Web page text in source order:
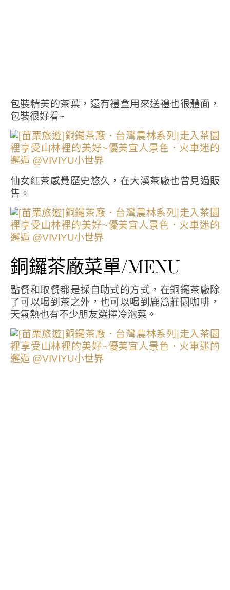
包裝精美的茶葉，還有禮盒用來送禮也很體面，
包裝很好看~
仙女紅茶感覺歷史悠久，在大溪茶廠也曾見過販
售。
銅鑼茶廠菜單/MENU
點餐和取餐都是採自助式的方式，在銅鑼茶廠除
了可以喝到茶之外，也可以喝到鹿篙莊園咖啡，
天氣熱也有不少朋友選擇冷泡菜。